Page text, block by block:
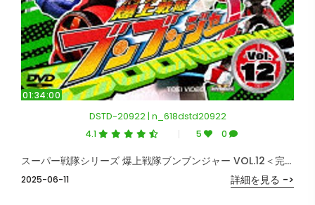
01:34:00
DSTD-20922 | n_618dstd20922
4.1 5 0
2025-06-11
スーパー戦隊シリーズ 爆上戦隊ブンブンジャー VOL.12＜完＞
詳細を見る ->